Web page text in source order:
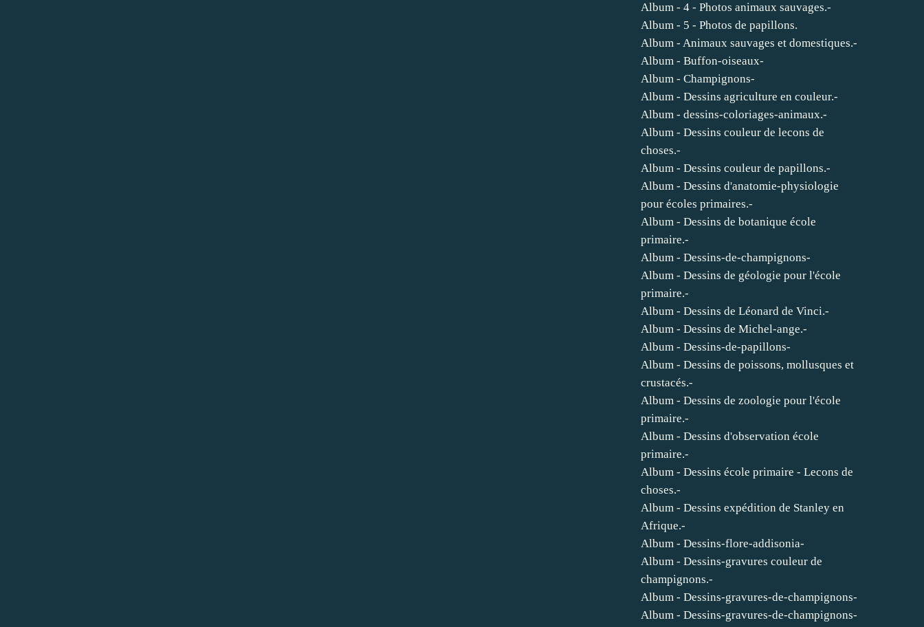
Album - 4 - Photos animaux sauvages.-
Album - 5 - Photos de papillons.
Album - Animaux sauvages et domestiques.-
Album - Buffon-oiseaux-
Album - Champignons-
Album - Dessins agriculture en couleur.-
Album - dessins-coloriages-animaux.-
Album - Dessins couleur de lecons de
choses.-
Album - Dessins couleur de papillons.-
Album - Dessins d'anatomie-physiologie
pour écoles primaires.-
Album - Dessins de botanique école
primaire.-
Album - Dessins-de-champignons-
Album - Dessins de géologie pour l'école
primaire.-
Album - Dessins de Léonard de Vinci.-
Album - Dessins de Michel-ange.-
Album - Dessins-de-papillons-
Album - Dessins de poissons, mollusques et
crustacés.-
Album - Dessins de zoologie pour l'école
primaire.-
Album - Dessins d'observation école
primaire.-
Album - Dessins école primaire - Lecons de
choses.-
Album - Dessins expédition de Stanley en
Afrique.-
Album - Dessins-flore-addisonia-
Album - Dessins-gravures couleur de
champignons.-
Album - Dessins-gravures-de-champignons-
Album - Dessins-gravures-de-champignons-